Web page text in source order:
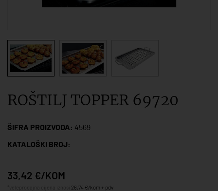
ROŠTILJ TOPPER 69720
ŠIFRA PROIZVODA: 4569
KATALOŠKI BROJ:
33,42 €/KOM
26,74 €/kom + pdv